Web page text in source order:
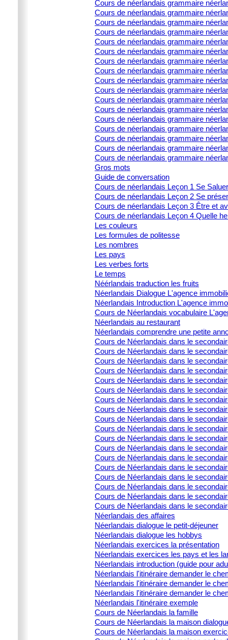
Cours de néerlandais grammaire
Cours de néerlandais grammaire
Cours de néerlandais grammaire
Cours de néerlandais grammaire
Cours de néerlandais grammaire
Cours de néerlandais grammaire
Cours de néerlandais grammaire
Cours de néerlandais grammaire
Cours de néerlandais grammaire
Cours de néerlandais grammaire
Cours de néerlandais grammaire
Cours de néerlandais grammaire
Cours de néerlandais grammaire
Cours de néerlandais grammaire
Cours de néerlandais grammaire
Cours de néerlandais grammaire
Cours de néerlandais grammaire
Gros mots
Guide de conversation
Cours de néerlandais Leçon 1 Se Saluer
Cours de néerlandais Leçon 2 Se
Cours de néerlandais Leçon 3 Être et
Cours de néerlandais Leçon 4 Quelle
Les couleurs
Les formules de politesse
Les nombres
Les pays
Les verbes forts
Le temps
Néérlandais traduction les fruits
Néerlandais Dialogue L'agence
Néerlandais Introduction L'agence
Cours de Néerlandais vocabulaire
Néerlandais au restaurant
Néerlandais comprendre une petite
Cours de Néerlandais dans le
Cours de Néerlandais dans le
Cours de Néerlandais dans le
Cours de Néerlandais dans le
Cours de Néerlandais dans le
Cours de Néerlandais dans le
Cours de Néerlandais dans le
Cours de Néerlandais dans le
Cours de Néerlandais dans le
Cours de Néerlandais dans le
Cours de Néerlandais dans le
Cours de Néerlandais dans le
Cours de Néerlandais dans le
Cours de Néerlandais dans le
Cours de Néerlandais dans le
Cours de Néerlandais dans le
Cours de Néerlandais dans le
Cours de Néerlandais dans le
Néerlandais des affaires
Néerlandais dialogue le petit-déjeuner
Néerlandais dialogue les hobbys
Néerlandais exercices la présentation
Néerlandais exercices les pays et les
Néerlandais introduction (guide pour
Néerlandais l'itinéraire demander le
Néerlandais l'itinéraire demander le
Néerlandais l'itinéraire demander le
Néerlandais l'itinéraire exemple
Cours de Néerlandais la famille
Cours de Néerlandais la maison
Cours de Néerlandais la maison